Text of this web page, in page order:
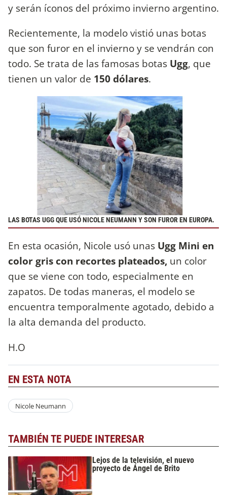
y serán íconos del próximo invierno argentino.
Recientemente, la modelo vistió unas botas
que son furor en el invierno y se vendrán con
todo. Se trata de las famosas botas Ugg, que
tienen un valor de 150 dólares.
LAS BOTAS UGG QUE USÓ NICOLE NEUMANN Y SON FUROR EN EUROPA.
En esta ocasión, Nicole usó unas Ugg Mini en
color gris con recortes plateados, un color
que se viene con todo, especialmente en
zapatos. De todas maneras, el modelo se
encuentra temporalmente agotado, debido a
la alta demanda del producto.
H.O
EN ESTA NOTA
Nicole Neumann
TAMBIÉN TE PUEDE INTERESAR
Lejos de la televisión, el nuevo
proyecto de Ángel de Brito